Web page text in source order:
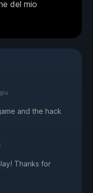
del mio
and the hack
Thanks for